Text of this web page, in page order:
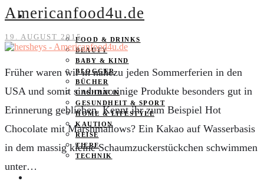
PRODUKTTESTER GESUCHT
FOOD & DRINKS
BEAUTY
BABY & KIND
BLOGGER
BÜCHER
CASHBACK
GESUNDHEIT & SPORT
HOME & LIFESTYLE
KAUTION
REISE
TIERE
TECHNIK
Americanfood4u.de
19. AUGUST 2015
Früher waren wir in nahezu jeden Sommerferien in den
USA und somit sind mir einige Produkte besonders gut in
Erinnerung geblieben. Kennt ihr zum Beispiel Hot
Chocolate mit Marshmallows? Ein Kakao auf Wasserbasis
in dem massig kleine Schaumzuckerstückchen schwimmen
unter…